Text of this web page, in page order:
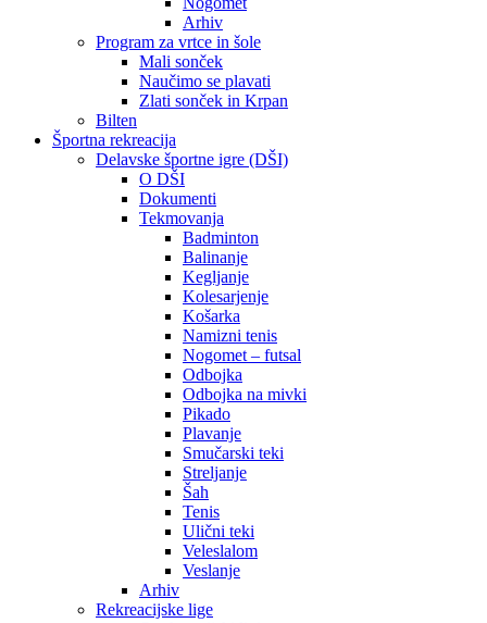
Arhiv
Program za vrtce in šole
Mali sonček
Naučimo se plavati
Zlati sonček in Krpan
Bilten
Športna rekreacija
Delavske športne igre (DŠI)
O DŠI
Dokumenti
Tekmovanja
Badminton
Balinanje
Kegljanje
Kolesarjenje
Košarka
Namizni tenis
Nogomet – futsal
Odbojka
Odbojka na mivki
Pikado
Plavanje
Smučarski teki
Streljanje
Šah
Tenis
Ulični teki
Veleslalom
Veslanje
Arhiv
Rekreacijske lige